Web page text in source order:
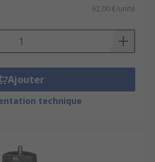
62,00 €/unité
Ajouter
technique